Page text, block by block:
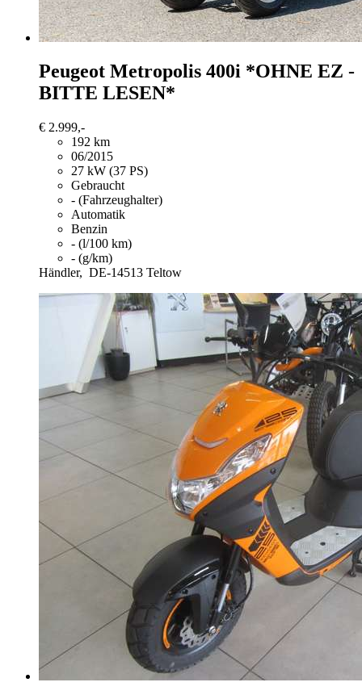
Peugeot Metropolis 400i *OHNE EZ -
BITTE LESEN*
€ 2.999,-
192 km
06/2015
27 kW (37 PS)
Gebraucht
- (Fahrzeughalter)
Automatik
Benzin
- (l/100 km)
- (g/km)
Händler, DE-14513 Teltow